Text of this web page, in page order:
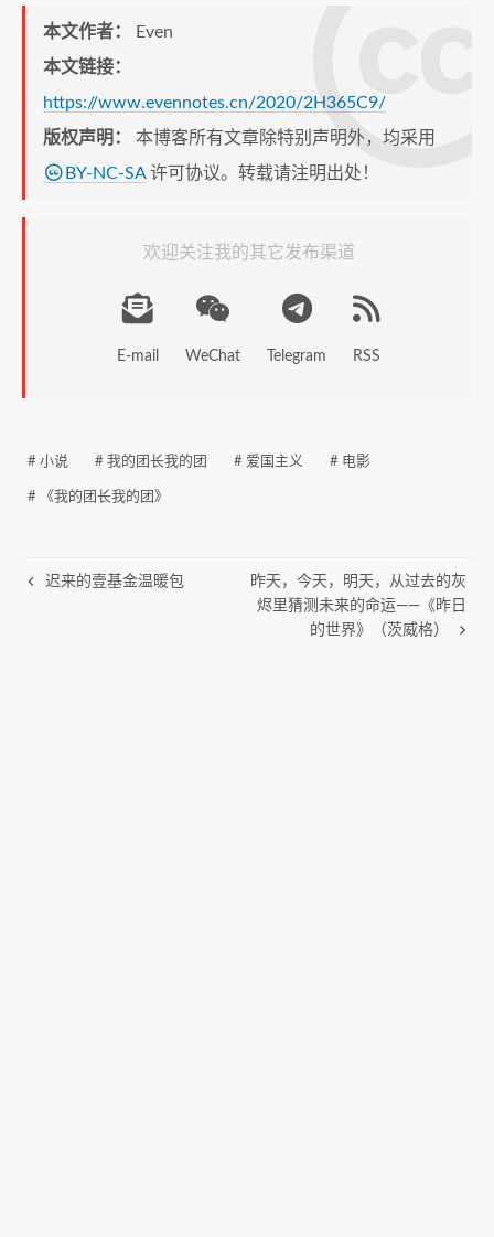
本文作者：
Even
本文链接：
https://www.evennotes.cn/2020/2H365C9/
版权声明： 本博客所有文章除特别声明外，均采用
BY-NC-SA许可协议。转载请注明出处！
欢迎关注我的其它发布渠道
E-mail WeChat Telegram RSS
# 小说 # 我的团长我的团 # 爱国主义 # 电影
# 《我的团长我的团》
迟来的壹基金温暖包
昨天，今天，明天，从过去的灰
烬里猜测未来的命运——《昨日
的世界》（茨威格）